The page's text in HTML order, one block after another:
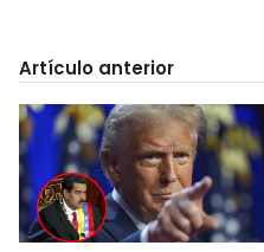
Artículo anterior